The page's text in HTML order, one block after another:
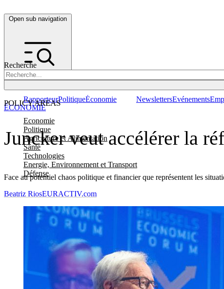
Open sub navigation
Recherche
POLICY AREAS
Economie
Politique
Agriculture et Alimentation
Santé
Technologies
Energie, Environnement et Transport
Défense
RapporteurPolitiqueÉconomie NewslettersEvénements
Juncker veut accélérer la
Face au potentiel chaos politique et financier que représentent les
ÉCONOMIE
Beatriz RiosEURACTIV.com